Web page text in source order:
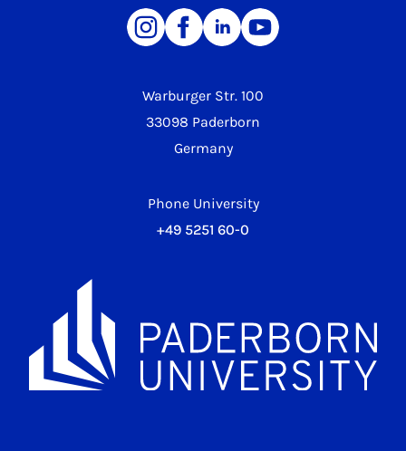
Warburger Str. 100
33098 Paderborn
Germany
Phone University
+49 5251 60-0